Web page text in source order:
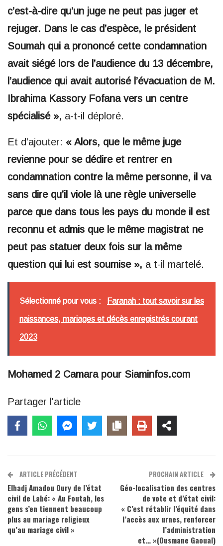
c’est-à-dire qu’un juge ne peut pas juger et
rejuger. Dans le cas d’espèce, le président
Soumah qui a prononcé cette condamnation
avait siégé lors de l’audience du 13 décembre,
l’audience qui avait autorisé l’évacuation de M.
Ibrahima Kassory Fofana vers un centre
spécialisé », a-t-il déploré.
Et d’ajouter: « Alors, que le même juge
revienne pour se dédire et rentrer en
condamnation contre la même personne, il va
sans dire qu’il viole là une règle universelle
parce que dans tous les pays du monde il est
reconnu et admis que le même magistrat ne
peut pas statuer deux fois sur la même
question qui lui est soumise », a t-il martelé.
Sélectionné pour vous : Faranah : tout savoir sur les
naissances, mariages et décès enregistrés courant
2023
Mohamed 2 Camara pour Siaminfos.com
Partager l'article
ARTICLE PRÉCÉDENT
Elhadj Amadou Oury de l’état
civil de Labé: « Au Foutah, les
gens s’en tiennent beaucoup
plus au mariage religieux
qu’au mariage civil »
PROCHAIN ARTICLE
Géo-localisation des centres
de vote et d’état civil:
« C’est rétablir l’équité dans
l’accès aux urnes, renforcer
l’administration
et… »(Ousmane Gaoual)